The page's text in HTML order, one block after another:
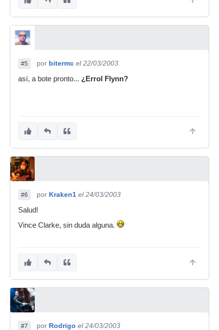
#5 por bitermc el 22/03/2003
así, a bote pronto... ¿Errol Flynn?
#6 por Kraken1 el 24/03/2003
Salud!
Vince Clarke, sin duda alguna.
#7 por Rodrigo el 24/03/2003